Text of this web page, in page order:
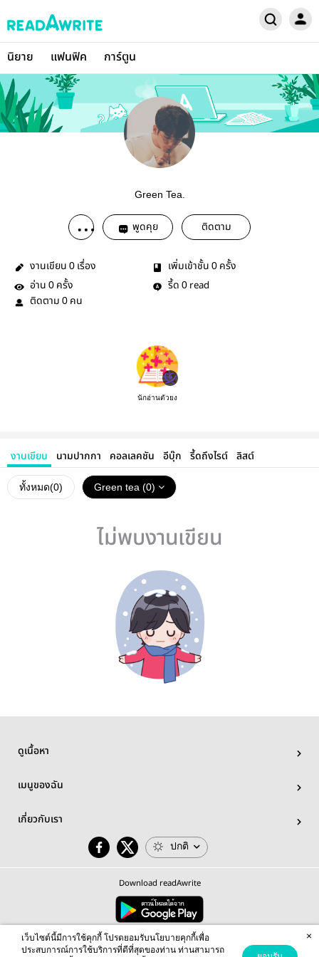
นิยาย แฟนฟิค การ์ตูน
Green Tea.
พูดคุย ติดตาม
งานเขียน 0 เรื่อง เพิ่มเข้าชั้น 0 ครั้ง
อ่าน 0 ครั้ง รี้ด 0 read
ติดตาม 0 คน
นักอ่านตัวยง
งานเขียน นามปากกา คอลเลคชัน อีบุ๊ก รี้ดถึงไรต์ ลิสต์
ทั้งหมด(0) Green tea (0)
ไม่พบงานเขียน
ดูเนื้อหา
เมนูของฉัน
เกี่ยวกับเรา
ปกติ
Download readAwrite
© 2026 readAwrite.com by MEB Corporation Public Company Limited
This site is protected by reCAPTCHA and the Google Privacy Policy Terms of Serviceapply.
เว็บไซต์นี้มีการใช้คุกกี้ โปรดยอมรับนโยบายคุกกี้เพื่อ
ประสบการณ์การใช้บริการที่ดีที่สุดของท่าน ท่านสามารถ
×